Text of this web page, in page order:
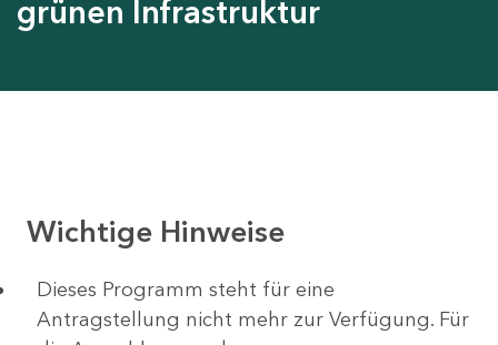
grünen Infrastruktur
Wichtige Hinweise
Dieses Programm steht für eine
Antragstellung nicht mehr zur Verfügung. Für